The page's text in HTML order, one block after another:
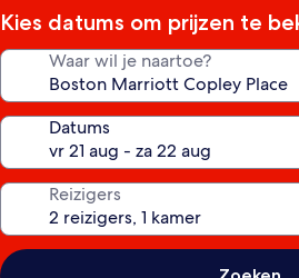
Kies datums om prijzen te
Waar wil je naartoe?
Datums
Reizigers